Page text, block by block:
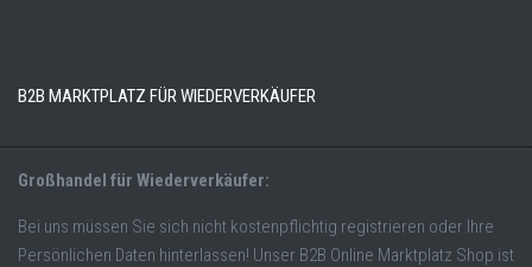
B2B MARKTPLATZ FÜR WIEDERVERKÄUFER
Großhandel für Wiederverkäufer:
Bei uns müssen Sie sich nicht kostenpflichtig registrieren oder Ihre
Persönlichen Daten hinterlassen! Unser B2B Online Marktplatz Shop ist